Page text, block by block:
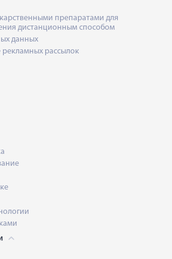
препаратами для
дистанционным способом
данных
рекламных рассылок